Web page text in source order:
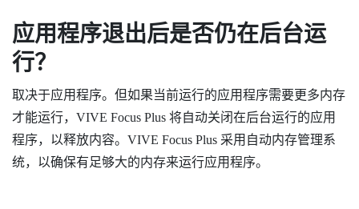
应用程序退出后是否仍在后台运
行？
取决于应用程序。但如果当前运行的应用程序需要更多内存
才能运行， VIVE Focus Plus 将自动关闭在后台运行的应用
程序，以释放内容。 VIVE Focus Plus 采用自动内存管理系
统，以确保有足够大的内存来运行应用程序。